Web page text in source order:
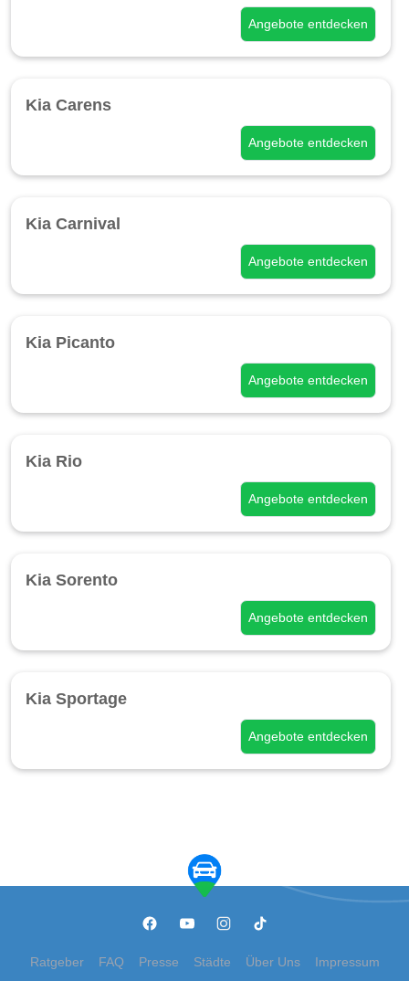
Angebote entdecken
Kia Carens
Angebote entdecken
Kia Carnival
Angebote entdecken
Kia Picanto
Angebote entdecken
Kia Rio
Angebote entdecken
Kia Sorento
Angebote entdecken
Kia Sportage
Angebote entdecken
Ratgeber FAQ Presse Städte Über Uns Impressum